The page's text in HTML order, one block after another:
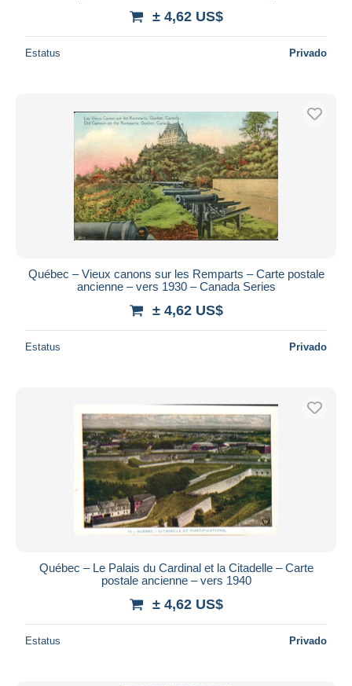
± 4,62 US$
Estatus Privado
Québec – Vieux canons sur les Remparts – Carte postale
ancienne – vers 1930 – Canada Series
± 4,62 US$
Estatus Privado
Québec – Le Palais du Cardinal et la Citadelle – Carte
postale ancienne – vers 1940
± 4,62 US$
Estatus Privado